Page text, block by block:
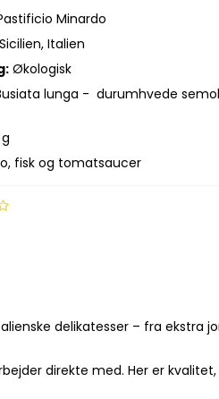
Minardo
Sicilien, Italien
Økologisk
lunga - durumhvede
fisk og tomatsaucer
delikatesser – fra ekstra
direkte med. Her er